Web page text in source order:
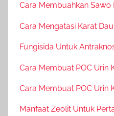
Cara Membuahkan Sawo
Cara Mengatasi Karat
Fungisida Untuk
Cara Membuat POC Urin
Cara Membuat POC Urin
Manfaat Zeolit Untuk